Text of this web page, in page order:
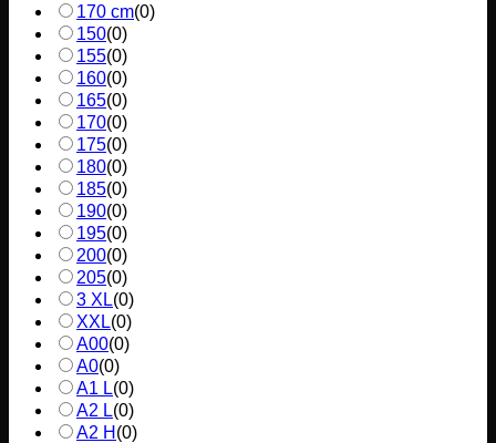
170 cm(0)
150(0)
155(0)
160(0)
165(0)
170(0)
175(0)
180(0)
185(0)
190(0)
195(0)
200(0)
205(0)
3 XL(0)
XXL(0)
A00(0)
A0(0)
A1 L(0)
A2 L(0)
A2 H (0)